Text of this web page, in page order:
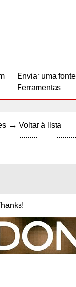
Enviar uma fonte
Ferramentas
→ Voltar à lista